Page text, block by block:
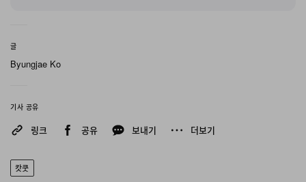
글
Byungjae Ko
기사 공유
링크 공유 보내기 더보기
캇쿳